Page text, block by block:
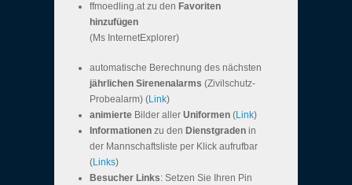
ffmoedling.at zu den Favoriten
hinzufügen
(Ms InternetExplorer)
automatische Berechnung des nächsten
jährlichen Sirenenalarms (Zivilschutz-
Probealarm) (Link)
animierte Bilder aller Uniformen (Link)
Informationen zu den Dienstgraden in
der Mannschaftsliste per Klick aufrufbar
(Links)
Besucher Links: Setzen Sie Ihren Pin